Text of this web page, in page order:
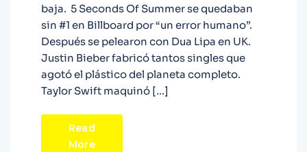
baja. 5 Seconds Of Summer se quedaban
sin #1 en Billboard por “un error humano”.
Después se pelearon con Dua Lipa en UK.
Justin Bieber fabricó tantos singles que
agotó el plástico del planeta completo.
Taylor Swift maquinó […]
Read
More